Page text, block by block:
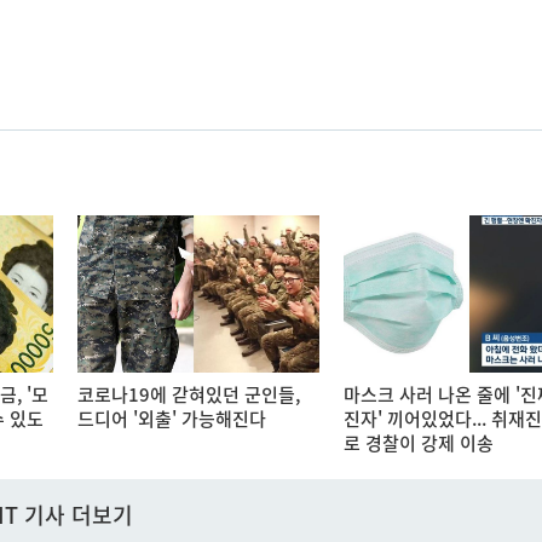
, '모
있도
코로나19에 갇혀있던 군인들,
드디어 '외출' 가능해진다
마스크 사러 나온 줄에 '
진자' 끼어있었다... 취재
로 경찰이 강제 이송
기사 더보기